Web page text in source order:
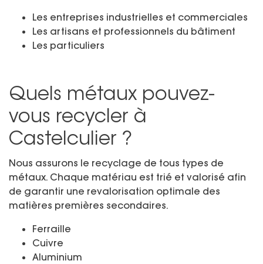
Les entreprises industrielles et commerciales
Les artisans et professionnels du bâtiment
Les particuliers
Quels métaux pouvez-
vous recycler à
Castelculier ?
Nous assurons le recyclage de tous types de
métaux. Chaque matériau est trié et valorisé afin
de garantir une revalorisation optimale des
matières premières secondaires.
Ferraille
Cuivre
Aluminium